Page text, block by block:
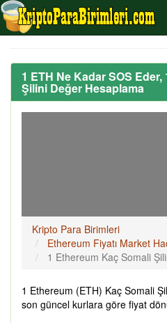
1 ETH Ne Kadar SOS
Şilini Değer Hesaplama
Kripto Para Birimleri
Ethereum Fiyatı Market
1 Ethereum Kaç Somali
1 Ethereum (ETH) Kaç Somali
son güncel kurlara göre fiyat